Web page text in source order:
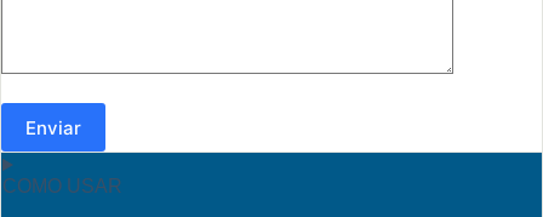
Enviar
COMO USAR